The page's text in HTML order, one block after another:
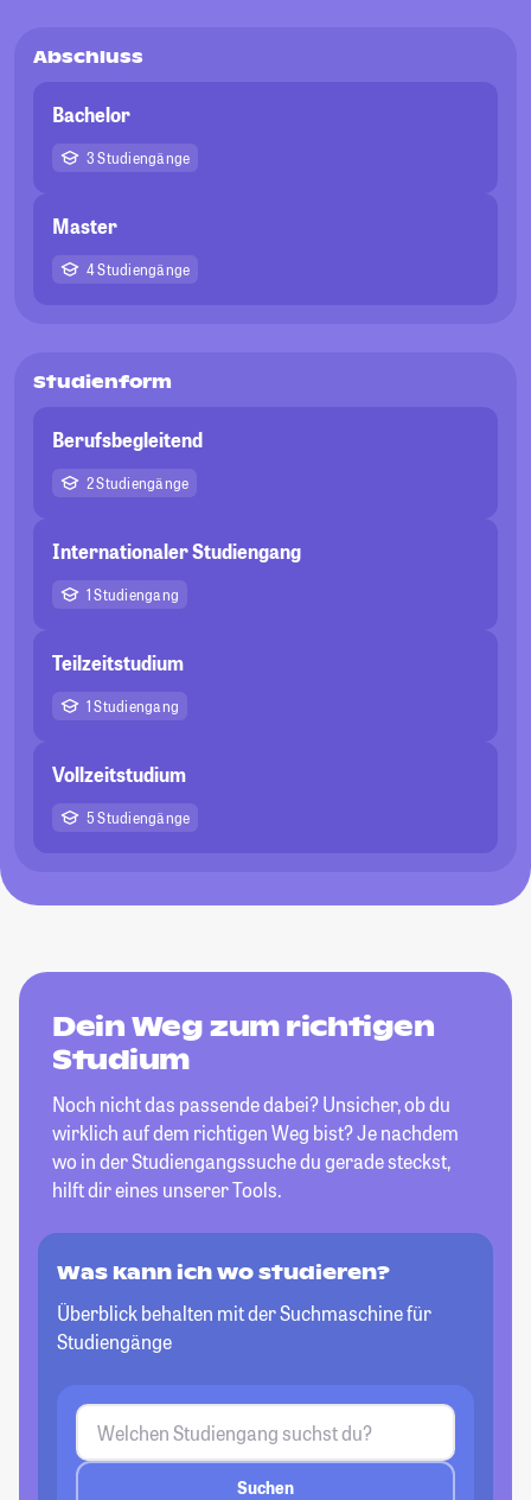
Abschluss
Bachelor
3 Studiengänge
Master
4 Studiengänge
Studienform
Berufsbegleitend
2 Studiengänge
Internationaler Studiengang
1 Studiengang
Teilzeitstudium
1 Studiengang
Vollzeitstudium
5 Studiengänge
Dein Weg zum richtigen
Studium
Noch nicht das passende dabei? Unsicher, ob du
wirklich auf dem richtigen Weg bist? Je nachdem
wo in der Studiengangssuche du gerade steckst,
hilft dir eines unserer Tools.
Was kann ich wo studieren?
Überblick behalten mit der Suchmaschine für
Studiengänge
Suchen